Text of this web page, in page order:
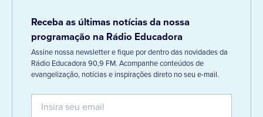
Receba as últimas notícias da nossa
programação na Rádio Educadora
Assine nossa newsletter e fique por dentro das novidades da
Rádio Educadora 90,9 FM. Acompanhe conteúdos de
evangelização, notícias e inspirações direto no seu e-mail.